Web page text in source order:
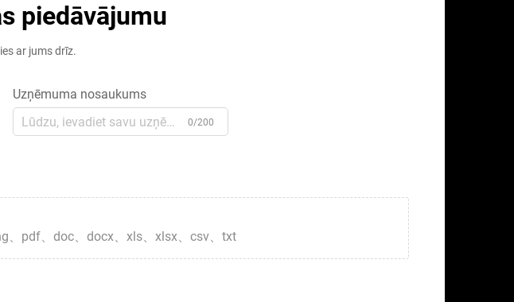
piedāvājumu
ar jums drīz.
Uzņēmuma nosaukums
0/200
、pdf、doc、docx、xls、xlsx、csv、txt